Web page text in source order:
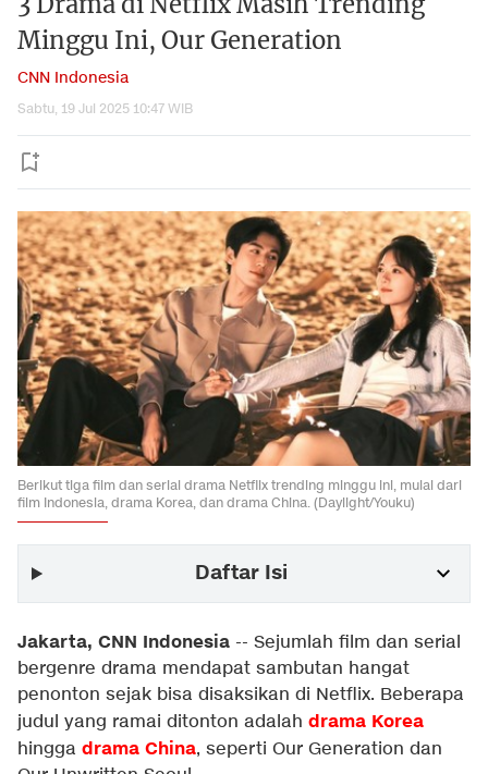
Minggu Ini, Our Generation
CNN Indonesia
Sabtu, 19 Jul 2025 10:47 WIB
Berikut tiga film dan serial drama Netflix trending minggu ini, mulai dari
film Indonesia, drama Korea, dan drama China. (Daylight/Youku)
Daftar Isi
Jakarta, CNN Indonesia -- Sejumlah film dan serial
bergenre drama mendapat sambutan hangat
penonton sejak bisa disaksikan di Netflix. Beberapa
judul yang ramai ditonton adalah drama Korea
hingga drama China, seperti Our Generation dan